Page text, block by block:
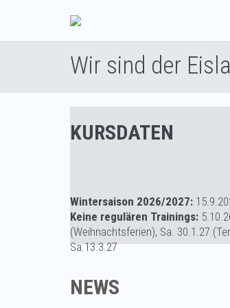
Wir sind der
KURSDATEN
Wintersaison 2026/2027:
Keine regulären Trainings:
(Weihnachtsferien), Sa. 30.1.27
Sa.13.3.27
NEWS